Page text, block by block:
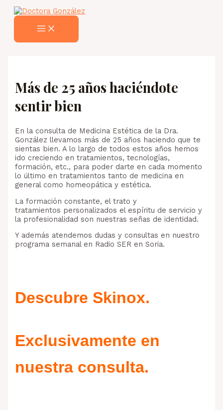
contenido
MENU
Más de 25 años haciéndote
sentir bien
En la consulta de Medicina Estética de la Dra.
González llevamos más de 25 años haciendo que te
sientas bien. A lo largo de todos estos años hemos
ido creciendo en tratamientos, tecnologías,
formación, etc., para poder darte en cada momento
lo último en tratamientos tanto de medicina en
general como homeopática y estética.
La formación constante, el trato y
tratamientos personalizados el espíritu de servicio y
la profesionalidad son nuestras señas de identidad.
Y además atendemos dudas y consultas en nuestro
programa semanal en Radio SER en Soria.
Descubre Skinox.
Exclusivamente en
nuestra consulta.